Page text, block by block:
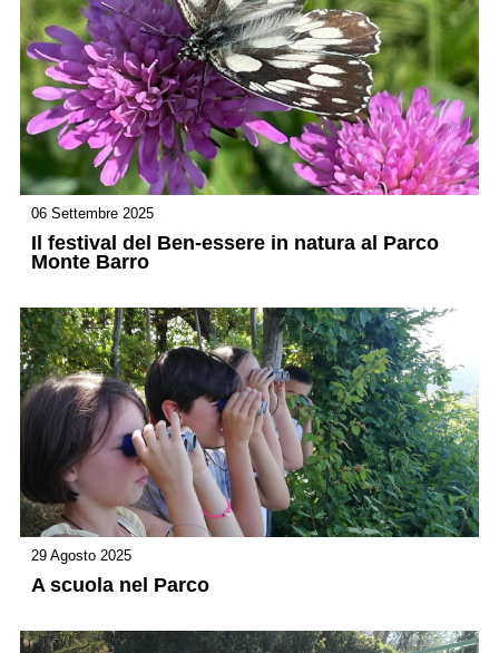
06 Settembre 2025
Il festival del Ben-essere in natura al Parco
Monte Barro
29 Agosto 2025
A scuola nel Parco